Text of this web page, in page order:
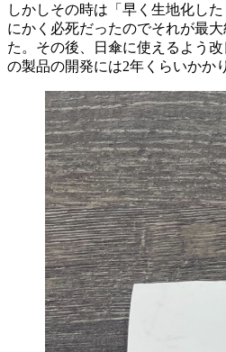
しかしその時は「早く生地化し
にかく必死だったのでそれが最
た。その後、日傘に使えるよう
の製品の開発には2年くらいかか